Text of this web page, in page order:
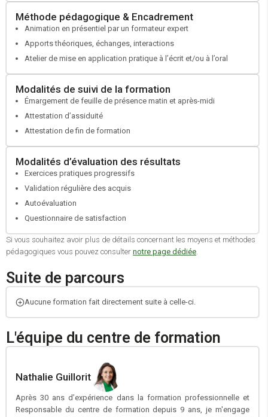
Faire valider votre projet par votre conseiller France Travail
Si besoin faire une demande de cofinancement auprès de votre
OPCO
Méthode pédagogique & Encadrement
Animation en présentiel par un formateur expert
Apports théoriques, échanges, interactions
Atelier de mise en application pratique à l’écrit et/ou à l’oral
Modalités de suivi de la formation
Émargement de feuille de présence matin et après-midi
Attestation d’assiduité
Attestation de fin de formation
Modalités d’évaluation des résultats
Exercices pratiques progressifs
Validation régulière des acquis
Autoévaluation
Questionnaire de satisfaction
Si vous souhaitez avoir plus de détails concernant les moyens et méthodes
pédagogiques vous pouvez consulter notre page dédiée.
Suite de parcours
Aucune formation fait directement suite à celle-ci.
L'équipe du centre de formation
Nathalie Guillorit
Après 30 ans d’expérience dans la formation professionnelle et
Responsable du centre de formation depuis 9 ans, je m'engage